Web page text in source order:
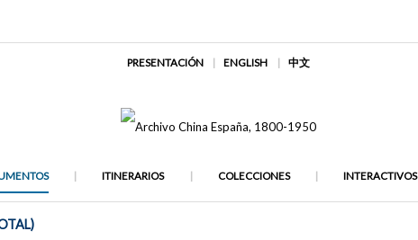
PRESENTACIÓN ENGLISH 中文
ITINERARIOS COLECCIONES INTERACTIVOS